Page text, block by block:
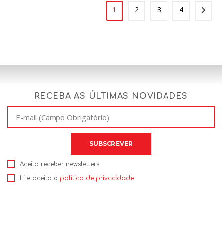
1
2 3 4
RECEBA AS ÚLTIMAS NOVIDADES
Aceito receber newsletters
Li e aceito a política de privacidade